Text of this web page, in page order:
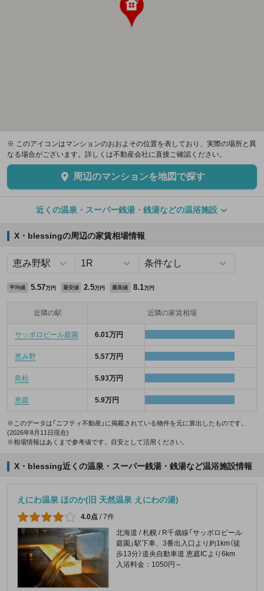
※ このアイコンはマンションのおおよその位置を表しており、実際の場所と異
なる場合がございます。詳しくは不動産会社に直接ご確認ください。
周辺のマンションを地図で探す
近くの温泉・スーパー銭湯・銭湯などの温浴施設
X・blessingの周辺の家賃相場情報
平均値 5.57万円 最安値 2.5万円 最高値 8.1万円
近隣の駅 近隣の家賃相場
サッポロビール庭園 6.01万円
恵み野 5.57万円
島松 5.93万円
恵庭 5.9万円
※このデータは「ニフティ不動産」に掲載されている物件を元に算出したものです。
(2026年8月11日現在)
※相場情報はあくまで参考値です。目安として活用ください。
X・blessing近くの温泉・スーパー銭湯・銭湯など温浴施設情報
えにわ温泉 ほのか(旧 天然温泉 えにわの湯)
4.0点 /7件
北海道 / 札幌 / R千歳線「サッポロビール
庭園」駅下車、3番出入口より約1km（徒
歩13分）道央自動車道 恵庭ICより6km
入浴料金：1050円～